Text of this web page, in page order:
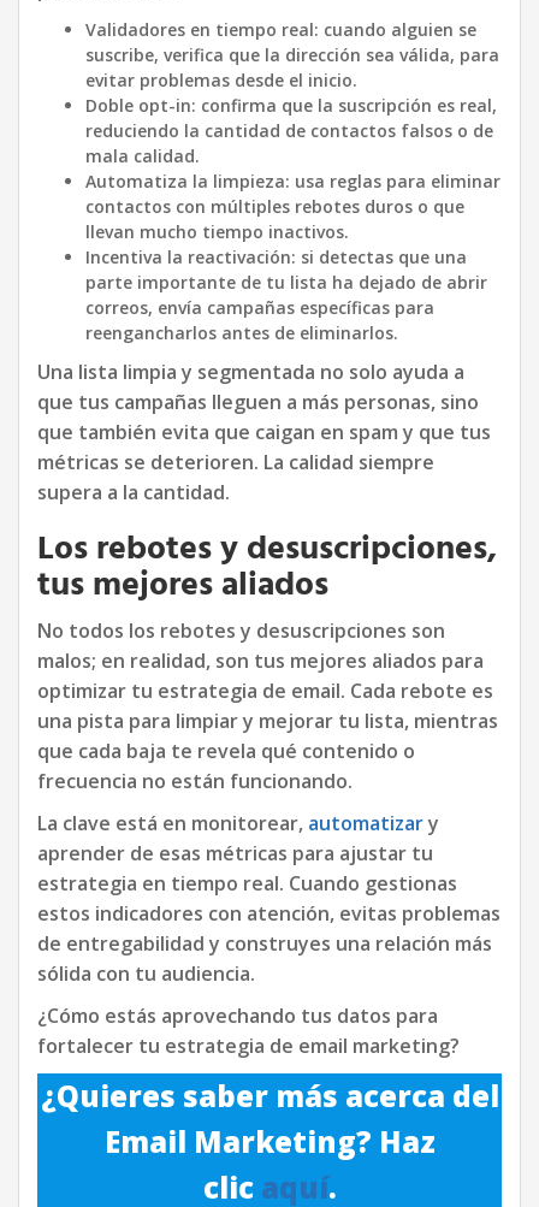
Validadores en tiempo real: cuando alguien se
suscribe, verifica que la dirección sea válida, para
evitar problemas desde el inicio.
Doble opt-in: confirma que la suscripción es real,
reduciendo la cantidad de contactos falsos o de
mala calidad.
Automatiza la limpieza: usa reglas para eliminar
contactos con múltiples rebotes duros o que
llevan mucho tiempo inactivos.
Incentiva la reactivación: si detectas que una
parte importante de tu lista ha dejado de abrir
correos, envía campañas específicas para
reengancharlos antes de eliminarlos.
Una lista limpia y segmentada no solo ayuda a
que tus campañas lleguen a más personas, sino
que también evita que caigan en spam y que tus
métricas se deterioren. La calidad siempre
supera a la cantidad.
Los rebotes y desuscripciones,
tus mejores aliados
No todos los rebotes y desuscripciones son
malos; en realidad, son tus mejores aliados para
optimizar tu estrategia de email. Cada rebote es
una pista para limpiar y mejorar tu lista, mientras
que cada baja te revela qué contenido o
frecuencia no están funcionando.
La clave está en monitorear, automatizary
aprender de esas métricas para ajustar tu
estrategia en tiempo real. Cuando gestionas
estos indicadores con atención, evitas problemas
de entregabilidad y construyes una relación más
sólida con tu audiencia.
¿Cómo estás aprovechando tus datos para
fortalecer tu estrategia de email marketing?
¿Quieres saber más acerca del
Email Marketing? Haz
clic aquí.